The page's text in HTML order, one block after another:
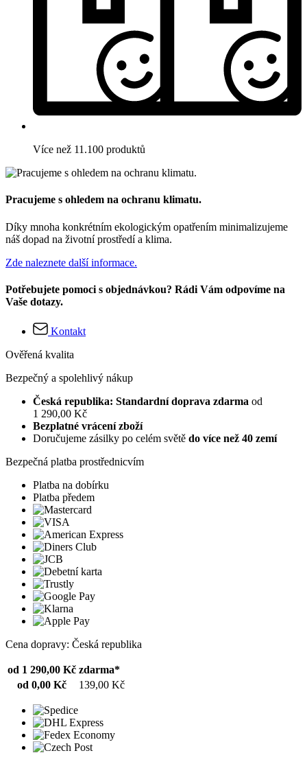
Více než 11.100 produktů
Pracujeme s ohledem na ochranu klimatu.
Díky mnoha konkrétním ekologickým opatřením minimalizujeme
náš dopad na životní prostředí a klima.
Zde naleznete další informace.
Potřebujete pomoci s objednávkou? Rádi Vám odpovíme na
Vaše dotazy.
Kontakt
Ověřená kvalita
Bezpečný a spolehlivý nákup
Česká republika: Standardní doprava zdarma od
1 290,00 Kč
Bezplatné vrácení zboží
Doručujeme zásilky po celém světě do více než 40 zemí
Bezpečná platba prostřednicvím
Platba na dobírku
Platba předem
Cena dopravy: Česká republika
od 1 290,00 Kč zdarma*
od 0,00 Kč
139,00 Kč